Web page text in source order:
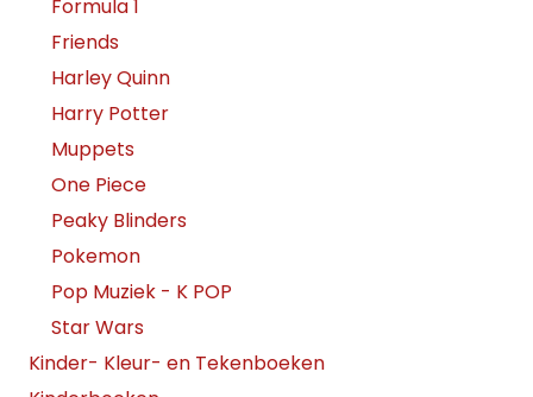
Formula 1
Friends
Harley Quinn
Harry Potter
Muppets
One Piece
Peaky Blinders
Pokemon
Pop Muziek - K POP
Star Wars
Kinder- Kleur- en Tekenboeken